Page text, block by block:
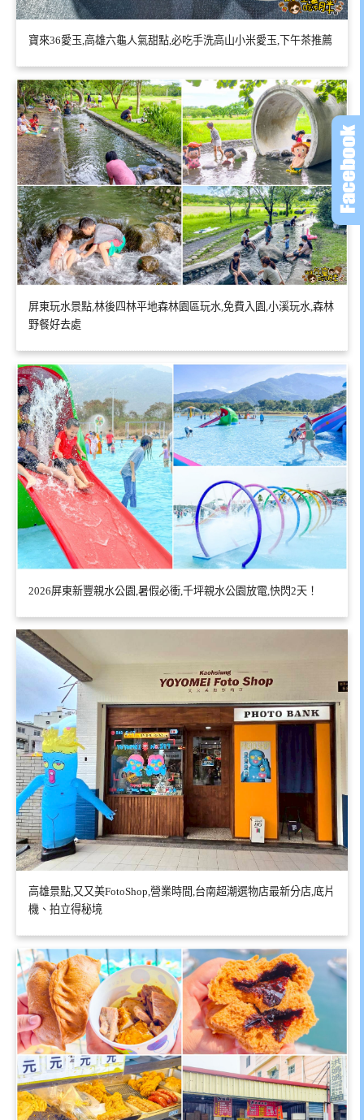
寶來36愛玉,高雄六龜人氣甜點,必吃手洗高山小米愛玉,下午茶推薦
屏東玩水景點,林後四林平地森林園區玩水,免費入園,小溪玩水,森林
野餐好去處
2026屏東新豐親水公園,暑假必衝,千坪親水公園放電,快閃2天！
高雄景點,又又美FotoShop,營業時間,台南超潮選物店最新分店,底片
機、拍立得秘境